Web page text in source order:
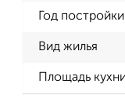
Год
Вид жилья
Площадь